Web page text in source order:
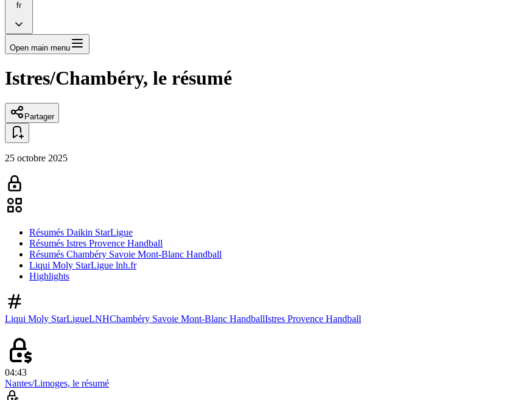
fr
Open main menu
Istres/Chambéry, le résumé
Partager
25 octobre 2025
Résumés Daikin StarLigue
Résumés Istres Provence Handball
Résumés Chambéry Savoie Mont-Blanc Handball
Liqui Moly StarLigue lnh.fr
Highlights
Liqui Moly StarLigueLNHChambéry Savoie Mont-Blanc HandballIstres Provence Handball
04:43
Nantes/Limoges, le résumé